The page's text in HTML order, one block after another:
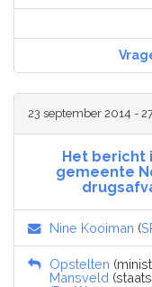
23 september 2014 -
Het bericht
gemeente
Nine Kooiman (
Opstelten
Mansveld